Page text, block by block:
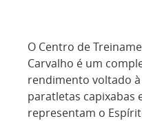
O Centro de
Carvalho é um
rendimento voltado
paratletas capixabas
representam o